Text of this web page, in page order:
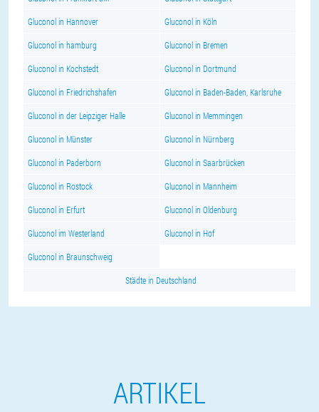
Gluconol in Hannover Gluconol in Köln
Gluconol in hamburg Gluconol in Bremen
Gluconol in Kochstedt Gluconol in Dortmund
Gluconol in Friedrichshafen Gluconol in Baden-Baden, Karlsruhe
Gluconol in der Leipziger Halle Gluconol in Memmingen
Gluconol in Münster Gluconol in Nürnberg
Gluconol in Paderborn Gluconol in Saarbrücken
Gluconol in Rostock Gluconol in Mannheim
Gluconol in Erfurt Gluconol in Oldenburg
Gluconol im Westerland Gluconol in Hof
Gluconol in Braunschweig
Städte in Deutschland
ARTIKEL